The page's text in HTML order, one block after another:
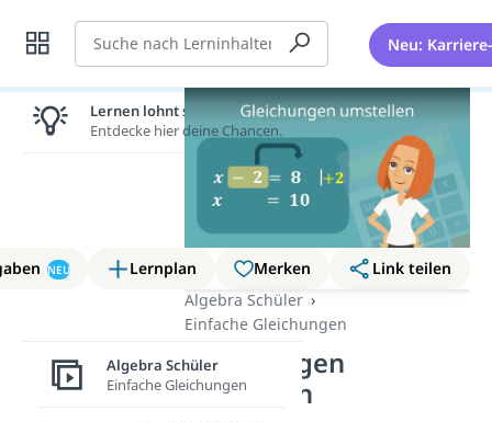
Suche Neu:
NEU Lernplan Merken
Link teilen
Algebra Schüler
Einfache Gleichungen
Gleichungen
umstellen
Lernen lohnt sich!
Entdecke hier deine Chancen.
Algebra Schüler
Einfache Gleichungen